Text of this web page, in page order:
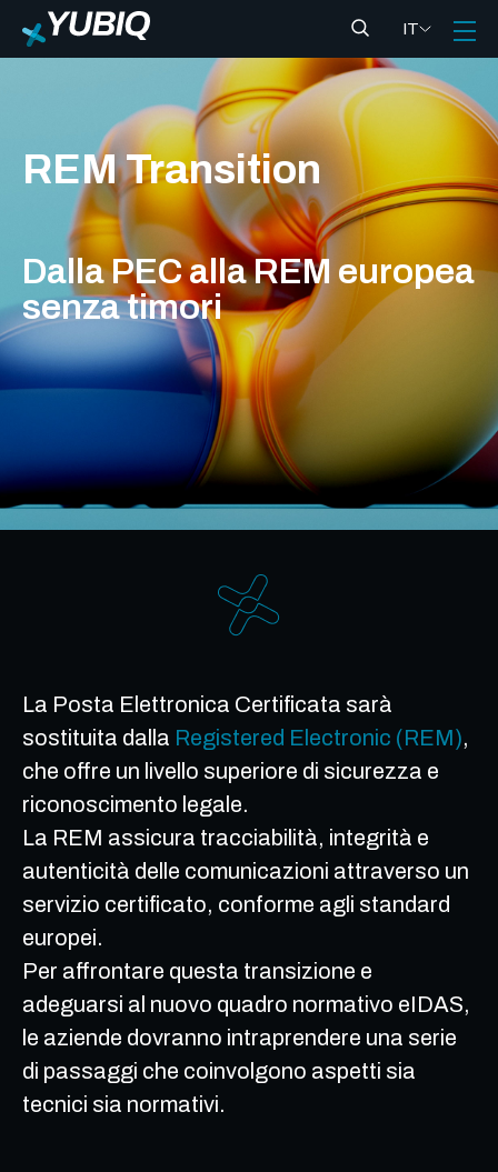
IT
REM Transition
Dalla PEC alla REM europea
senza timori
La Posta Elettronica Certificata sarà
sostituita dalla Registered Electronic (REM),
che offre un livello superiore di sicurezza e
riconoscimento legale.
La REM assicura tracciabilità, integrità e
autenticità delle comunicazioni attraverso un
servizio certificato, conforme agli standard
europei.
Per affrontare questa transizione e
adeguarsi al nuovo quadro normativo eIDAS,
le aziende dovranno intraprendere una serie
di passaggi che coinvolgono aspetti sia
tecnici sia normativi.